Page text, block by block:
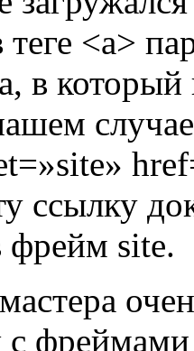
<a>
в который
ссылку
фрейм site.
с